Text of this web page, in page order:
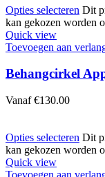
Opties selecteren Dit
kan gekozen worden
Quick view
Toevoegen aan
Behangcirkel
Vanaf €130.00
Opties selecteren Dit
kan gekozen worden
Quick view
Toevoegen aan